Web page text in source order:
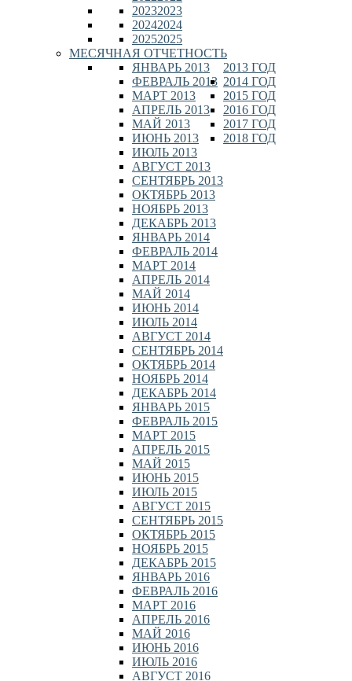
2023
2023
2024
2024
2025
2025
МЕСЯЧНАЯ ОТЧЕТНОСТЬ
2013 ГОД
ЯНВАРЬ 2013
ФЕВРАЛЬ 2013
МАРТ 2013
АПРЕЛЬ 2013
МАЙ 2013
ИЮНЬ 2013
ИЮЛЬ 2013
АВГУСТ 2013
СЕНТЯБРЬ 2013
ОКТЯБРЬ 2013
НОЯБРЬ 2013
ДЕКАБРЬ 2013
2014 ГОД
ЯНВАРЬ 2014
ФЕВРАЛЬ 2014
МАРТ 2014
АПРЕЛЬ 2014
МАЙ 2014
ИЮНЬ 2014
ИЮЛЬ 2014
АВГУСТ 2014
СЕНТЯБРЬ 2014
ОКТЯБРЬ 2014
НОЯБРЬ 2014
ДЕКАБРЬ 2014
2015 ГОД
ЯНВАРЬ 2015
ФЕВРАЛЬ 2015
МАРТ 2015
АПРЕЛЬ 2015
МАЙ 2015
ИЮНЬ 2015
ИЮЛЬ 2015
АВГУСТ 2015
СЕНТЯБРЬ 2015
ОКТЯБРЬ 2015
НОЯБРЬ 2015
ДЕКАБРЬ 2015
2016 ГОД
ЯНВАРЬ 2016
ФЕВРАЛЬ 2016
МАРТ 2016
АПРЕЛЬ 2016
МАЙ 2016
ИЮНЬ 2016
ИЮЛЬ 2016
АВГУСТ 2016
2017 ГОД
2018 ГОД